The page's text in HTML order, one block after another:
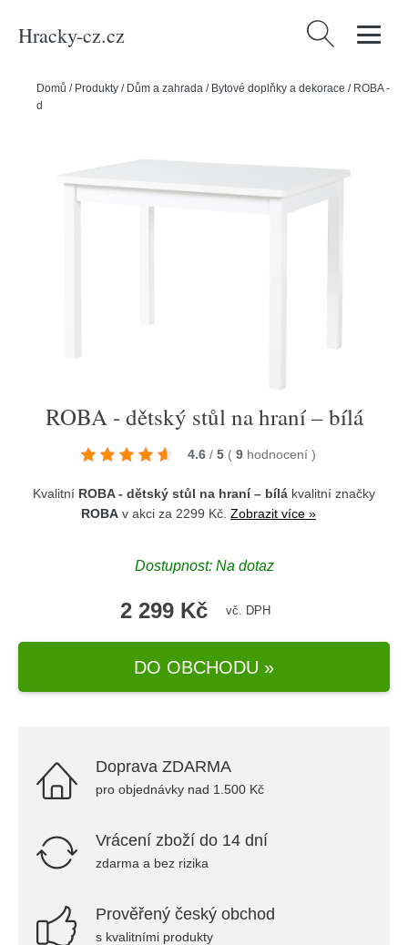
Hracky-cz.cz Vyhledávání
Domů / Produkty / Dům a zahrada / Bytové doplňky a dekorace / ROBA -
dětský stůl na hraní – bílá
ROBA - dětský stůl na hraní – bílá
4.6 / 5 ( 9 hodnocení )
Kvalitní ROBA - dětský stůl na hraní – bílá kvalitní značky
ROBA v akci za 2299 Kč. Zobrazit více »
Dostupnost: Na dotaz
2 299 Kč vč. DPH
DO OBCHODU »
Doprava ZDARMA
pro objednávky nad 1.500 Kč
Vrácení zboží do 14 dní
zdarma a bez rizika
Prověřený český obchod
s kvalitními produkty